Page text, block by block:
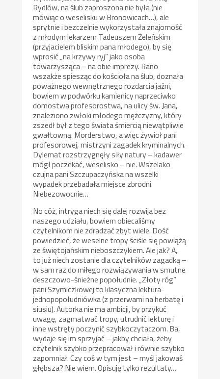
Rydlów, na ślub zaproszona nie była (nie
mówiąc o weselisku w Bronowicach…), ale
sprytnie i bezczelnie wykorzystała znajomość
z młodym lekarzem Tadeuszem Żeleńskim
(przyjacielem bliskim pana młodego), by się
wprosić „na krzywy ryj” jako osoba
towarzysząca – na obie imprezy. Rano
wszakże spiesząc do kościoła na ślub, doznała
poważnego wewnętrznego rozdarcia jaźni,
bowiem w podwórku kamienicy naprzeciwko
domostwa profesorostwa, na ulicy św. Jana,
znaleziono zwłoki młodego mężczyzny, który
zszedł był z tego świata śmiercią niewątpliwie
gwałtowną. Morderstwo, a więc żywioł pani
profesorowej, mistrzyni zagadek kryminalnych.
Dylemat rozstrzygnęły siły natury – kadawer
mógł poczekać, weselisko – nie. Wszelako
czujna pani Szczupaczyńska na wszelki
wypadek przebadała miejsce zbrodni.
Niebezowocnie…
No cóż, intryga niech się dalej rozwija bez
naszego udziału, bowiem obiecaliśmy
czytelnikom nie zdradzać zbyt wiele. Dość
powiedzieć, że weselne tropy ściśle się powiążą
ze świętojańskim nieboszczykiem. Ale jak? A,
to już niech zostanie dla czytelników zagadką –
w sam raz do miłego rozwiązywania w smutne
deszczowo-śnieżne popołudnie. „Złoty róg”
pani Szymiczkowej to klasyczna lektura-
jednopopołudniówka (z przerwami na herbatę i
siusiu). Autorka nie ma ambicji, by przykuć
uwagę, zagmatwać tropy, utrudnić lekturę i
inne wstręty poczynić szybkoczytaczom. Ba,
wydaje się im sprzyjać – jakby chciała, żeby
czytelnik szybko przepracował i równie szybko
zapomniał. Czy coś w tym jest – myśl jakowaś
głębsza? Nie wiem. Opisuję tylko rezultaty…